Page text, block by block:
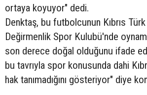
ortaya koyuyor" dedi.
Denktaş, bu futbolcunun Kıbrıs
Değirmenlik Spor Kulubü'nde
son derece doğal olduğunu ifade
bu tavrıyla spor konusunda dahi
hak tanımadığını gösteriyor" diye